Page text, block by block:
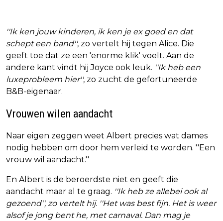
''Ik ken jouw kinderen, ik ken je ex goed en dat
schept een band'', zo vertelt hij tegen Alice. Die
geeft toe dat ze een 'enorme klik' voelt. Aan de
andere kant vindt hij Joyce ook leuk. ''Ik heb een
luxeprobleem hier'', zo zucht de gefortuneerde
B&B-eigenaar.
Vrouwen wilen aandacht
Naar eigen zeggen weet Albert precies wat dames
nodig hebben om door hem verleid te worden. ''Een
vrouw wil aandacht.''
En Albert is de beroerdste niet en geeft die
aandacht maar al te graag. ''Ik heb ze allebei ook al
gezoend'', zo vertelt hij. ''Het was best fijn. Het is weer
alsof je jong bent he, met carnaval. Dan mag je